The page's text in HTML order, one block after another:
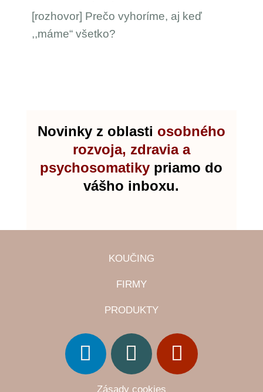
[rozhovor] Prečo vyhoríme, aj keď
,,máme“ všetko?
Novinky z oblasti osobného
rozvoja, zdravia a
psychosomatiky priamo do
vášho inboxu.
KOUČING
FIRMY
PRODUKTY
Zásady cookies